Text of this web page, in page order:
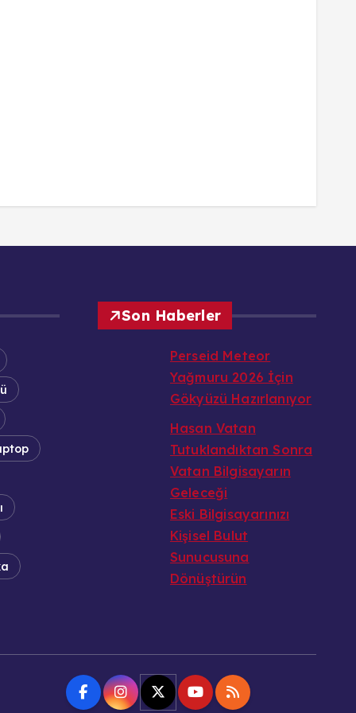
Son Haberler
Perseid Meteor
Yağmuru 2026 İçin
Gökyüzü Hazırlanıyor
Hasan Vatan
Tutuklandıktan Sonra
Vatan Bilgisayarın
Geleceği
Eski Bilgisayarınızı
Kişisel Bulut
Sunucusuna
Dönüştürün